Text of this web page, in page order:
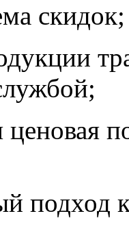
скидок;
ценовая
подход